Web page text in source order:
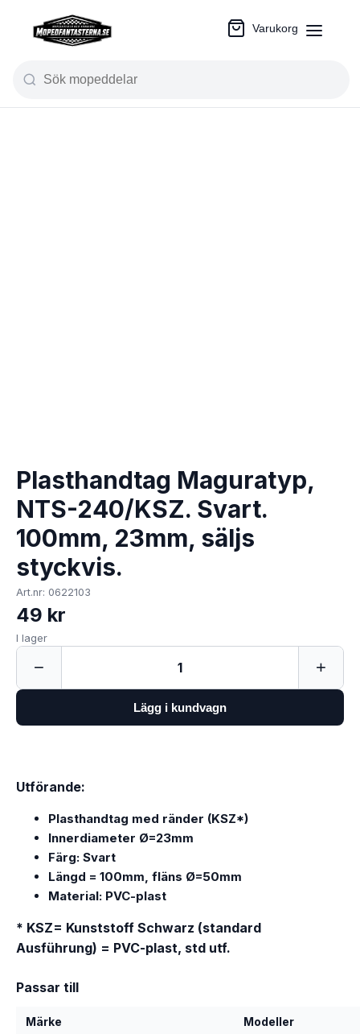
Varukorg
Plasthandtag Maguratyp,
NTS-240/KSZ. Svart.
100mm, 23mm, säljs
styckvis.
Art.nr: 0622103
49 kr
I lager
− 1 +
Lägg i kundvagn
Utförande:
Plasthandtag med ränder (KSZ*)
Innerdiameter Ø=23mm
Färg: Svart
Längd = 100mm, fläns Ø=50mm
Material: PVC-plast
* KSZ= Kunststoff Schwarz (standard
Ausführung) = PVC-plast, std utf.
Passar till
Märke Modeller